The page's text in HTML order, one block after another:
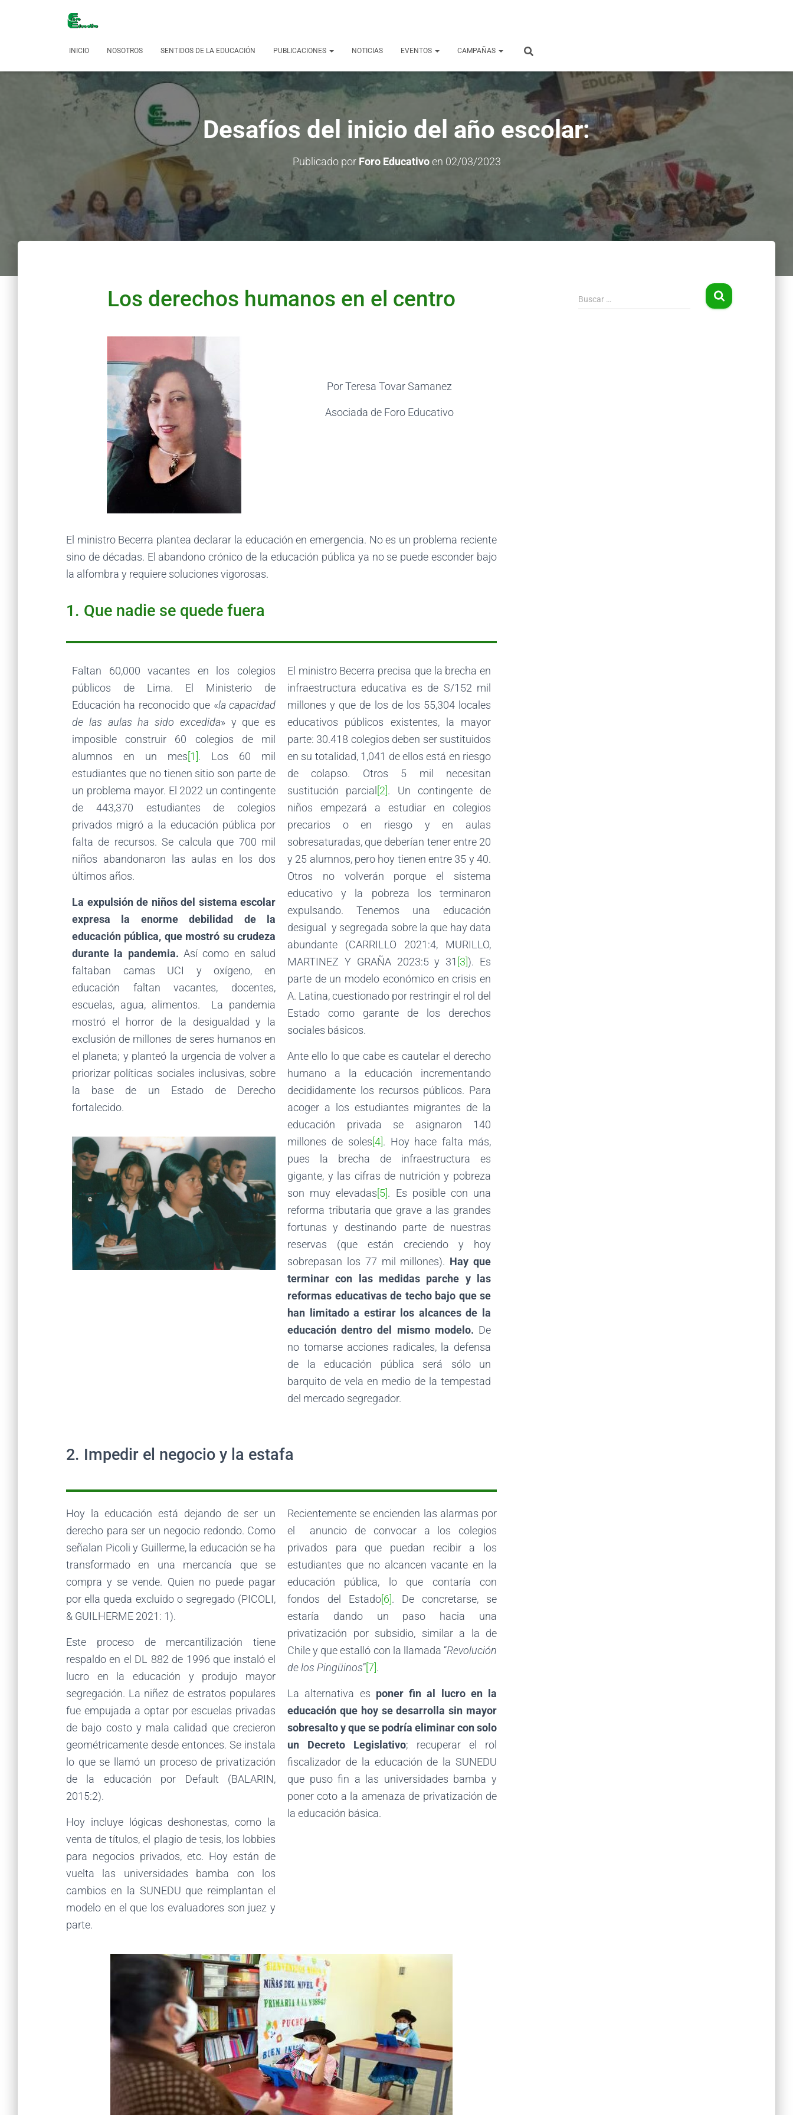
INICIO NOSOTROS SENTIDOS DE LA EDUCACIÓN PUBLICACIONES NOTICIAS EVENTOS CAMPAÑAS
Desafíos del inicio del año escolar:
Publicado por Foro Educativoen 02/03/2023
Los derechos humanos en el centro
Por Teresa Tovar Samanez
Asociada de Foro Educativo
El ministro Becerra plantea declarar la educación en emergencia. No es un problema reciente
sino de décadas. El abandono crónico de la educación pública ya no se puede esconder bajo
la alfombra y requiere soluciones vigorosas.
1. Que nadie se quede fuera
Faltan 60,000 vacantes en los colegios
públicos de Lima. El Ministerio de
Educación ha reconocido que «la capacidad
de las aulas ha sido excedida» y que es
imposible construir 60 colegios de mil
alumnos en un mes [1] . Los 60 mil
estudiantes que no tienen sitio son parte de
un problema mayor. El 2022 un contingente
de 443,370 estudiantes de colegios
privados migró a la educación pública por
falta de recursos. Se calcula que 700 mil
niños abandonaron las aulas en los dos
últimos años.
La expulsión de niños del sistema escolar
expresa la enorme debilidad de la
educación pública, que mostró su crudeza
durante la pandemia. Así como en salud
faltaban camas UCI y oxígeno, en
educación faltan vacantes, docentes,
escuelas, agua, alimentos. La pandemia
mostró el horror de la desigualdad y la
exclusión de millones de seres humanos en
el planeta; y planteó la urgencia de volver a
priorizar políticas sociales inclusivas, sobre
la base de un Estado de Derecho
fortalecido.
El ministro Becerra precisa que la brecha en
infraestructura educativa es de S/152 mil
millones y que de los de los 55,304 locales
educativos públicos existentes, la mayor
parte: 30.418 colegios deben ser sustituidos
en su totalidad, 1,041 de ellos está en riesgo
de colapso. Otros 5 mil necesitan
sustitución parcial [2] . Un contingente de
niños empezará a estudiar en colegios
precarios o en riesgo y en aulas
sobresaturadas, que deberían tener entre 20
y 25 alumnos, pero hoy tienen entre 35 y 40.
Otros no volverán porque el sistema
educativo y la pobreza los terminaron
expulsando. Tenemos una educación
desigual y segregada sobre la que hay data
abundante (CARRILLO 2021:4, MURILLO,
MARTINEZ Y GRAÑA 2023:5 y 31 [3]). Es
parte de un modelo económico en crisis en
A. Latina, cuestionado por restringir el rol del
Estado como garante de los derechos
sociales básicos.
Ante ello lo que cabe es cautelar el derecho
humano a la educación incrementando
decididamente los recursos públicos. Para
acoger a los estudiantes migrantes de la
educación privada se asignaron 140
millones de soles [4] . Hoy hace falta más,
pues la brecha de infraestructura es
gigante, y las cifras de nutrición y pobreza
son muy elevadas [5] . Es posible con una
reforma tributaria que grave a las grandes
fortunas y destinando parte de nuestras
reservas (que están creciendo y hoy
sobrepasan los 77 mil millones). Hay que
terminar con las medidas parche y las
reformas educativas de techo bajo que se
han limitado a estirar los alcances de la
educación dentro del mismo modelo. De
no tomarse acciones radicales, la defensa
de la educación pública será sólo un
barquito de vela en medio de la tempestad
del mercado segregador.
2. Impedir el negocio y la estafa
Hoy la educación está dejando de ser un
derecho para ser un negocio redondo. Como
señalan Picoli y Guillerme, la educación se ha
transformado en una mercancía que se
compra y se vende. Quien no puede pagar
por ella queda excluido o segregado (PICOLI,
& GUILHERME 2021: 1).
Este proceso de mercantilización tiene
respaldo en el DL 882 de 1996 que instaló el
lucro en la educación y produjo mayor
segregación. La niñez de estratos populares
fue empujada a optar por escuelas privadas
de bajo costo y mala calidad que crecieron
geométricamente desde entonces. Se instala
lo que se llamó un proceso de privatización
de la educación por Default (BALARIN,
2015:2).
Hoy incluye lógicas deshonestas, como la
venta de títulos, el plagio de tesis, los lobbies
para negocios privados, etc. Hoy están de
vuelta las universidades bamba con los
cambios en la SUNEDU que reimplantan el
modelo en el que los evaluadores son juez y
parte.
Recientemente se encienden las alarmas por
el anuncio de convocar a los colegios
privados para que puedan recibir a los
estudiantes que no alcancen vacante en la
educación pública, lo que contaría con
fondos del Estado [6] . De concretarse, se
estaría dando un paso hacia una
privatización por subsidio, similar a la de
Chile y que estalló con la llamada “Revolución
de los Pingüinos”[7] .
La alternativa es poner fin al lucro en la
educación que hoy se desarrolla sin mayor
sobresalto y que se podría eliminar con solo
un Decreto Legislativo; recuperar el rol
fiscalizador de la educación de la SUNEDU
que puso fin a las universidades bamba y
poner coto a la amenaza de privatización de
la educación básica.
Buscar …